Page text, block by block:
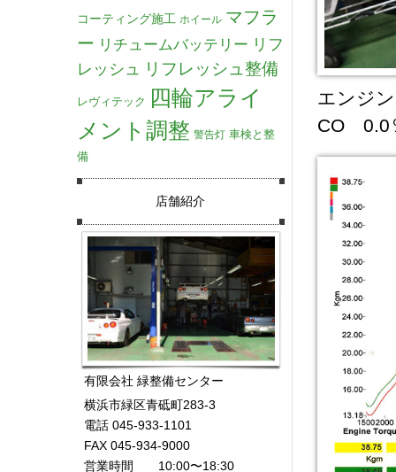
エンジ
CO
コーティング施工 ホイール マフラ
ー リチュームバッテリー リフ
レッシュ
リフレッシュ整備
レヴィテック 四輪アライ
メント調整 警告灯 車検と整
備
店舗紹介
有限会社 緑整備センター
横浜市緑区青砥町283-3
電話 045-933-1101
FAX 045-934-9000
営業時間 10:00〜18:30